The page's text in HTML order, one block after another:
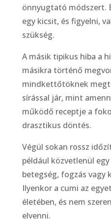
önnyugtató módszert.
egy kicsit, és figyelni,
szükség.
A másik tipikus hiba a
másikra történő
mindkettőtöknek
sírással jár, mint
működő receptje a
drasztikus döntés.
Végül sokan rossz
például közvetlenül
betegség, fogzás vagy
Ilyenkor a cumi az
életében, és nem
elvenni.